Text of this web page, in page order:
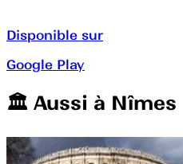
Disponible sur
Google Play
🏛️️ Aussi à Nîmes